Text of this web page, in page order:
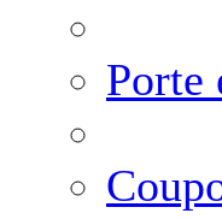
Porte